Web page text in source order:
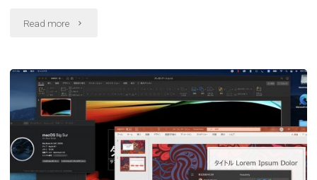
マ
ホ"
糸
Read more "MPOW
ANC
テ